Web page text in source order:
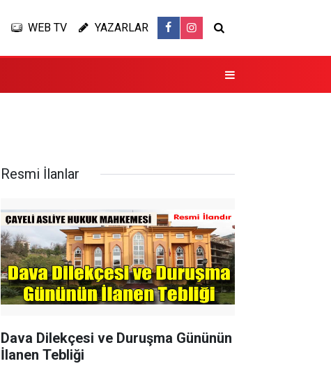
WEB TV YAZARLAR
Resmi İlanlar
Dava Dilekçesi ve Duruşma Gününün
İlanen Tebliği